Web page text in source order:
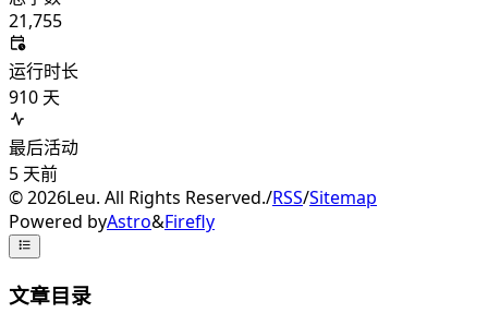
21,755
运行时长
910 天
最后活动
5 天前
©2026Leu. All Rights Reserved./RSS/Sitemap
Powered byAstro&Firefly
文章目录